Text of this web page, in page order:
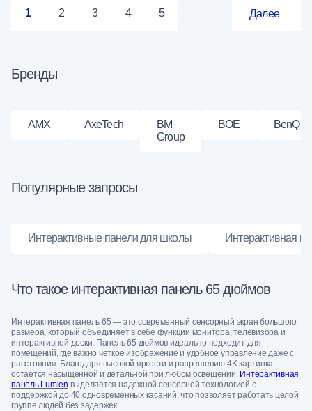
1 2 3 4 5 Далее
Бренды
AMX AxeTech
BM
Group
BOE BenQ
Популярные запросы
Интерактивные панели для школы Интерактивная
Что такое интерактивная панель 65 дюймов
Интерактивная панель 65 — это современный сенсорный экран большого
размера, который объединяет в себе функции монитора, телевизора и
интерактивной доски. Панель 65 дюймов идеально подходит для
помещений, где важно четкое изображение и удобное управление даже с
расстояния. Благодаря высокой яркости и разрешению 4K картинка
остается насыщенной и детальной при любом освещении. Интерактивная
панель Lumien выделяется надежной сенсорной технологией с
поддержкой до 40 одновременных касаний, что позволяет работать целой
группе людей без задержек.